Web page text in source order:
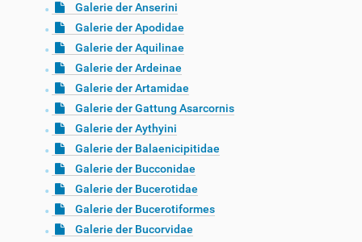
Galerie der Anserini
Galerie der Apodidae
Galerie der Aquilinae
Galerie der Ardeinae
Galerie der Artamidae
Galerie der Gattung Asarcornis
Galerie der Aythyini
Galerie der Balaenicipitidae
Galerie der Bucconidae
Galerie der Bucerotidae
Galerie der Bucerotiformes
Galerie der Bucorvidae